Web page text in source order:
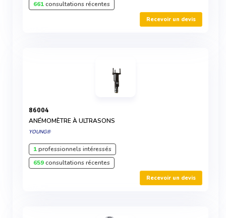
661consultations récentes
Recevoir un devis
86004
ANÉMOMÈTRE À ULTRASONS
YOUNG®
1professionnels intéressés
659consultations récentes
Recevoir un devis